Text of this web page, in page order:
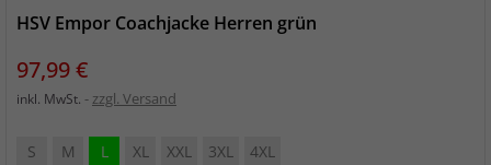
HSV Empor Coachjacke Herren grün
Preis
97,99 €
inkl. MwSt. zzgl. Versand
S M L XL XXL 3XL 4XL